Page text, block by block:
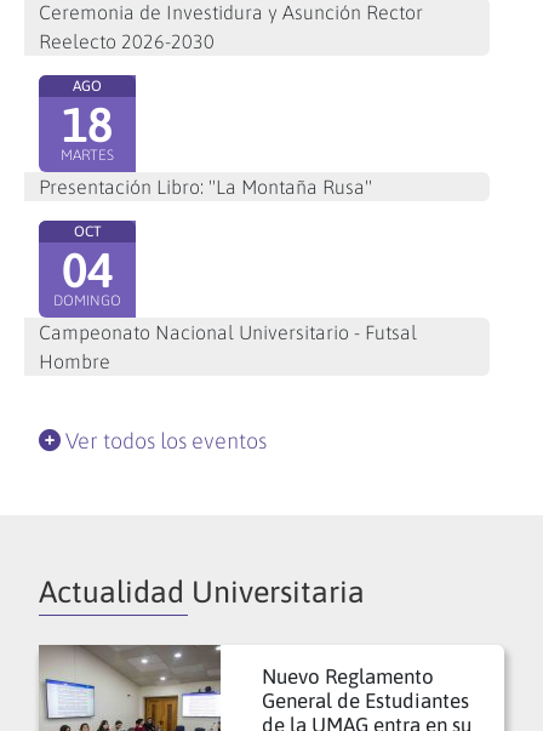
Ceremonia de Investidura y Asunción Rector
Reelecto 2026-2030
AGO
18
MARTES
Presentación Libro: "La Montaña Rusa"
OCT
04
DOMINGO
Campeonato Nacional Universitario - Futsal
Hombre
Ver todos los eventos
Actualidad Universitaria
Nuevo Reglamento
General de Estudiantes
de la UMAG entra en su